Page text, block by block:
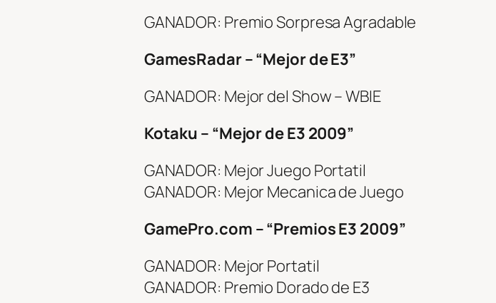
GANADOR: Premio Sorpresa Agradable
GamesRadar – “Mejor de E3”
GANADOR: Mejor del Show – WBIE
Kotaku – “Mejor de E3 2009”
GANADOR: Mejor Juego Portatil
GANADOR: Mejor Mecanica de Juego
GamePro.com – “Premios E3 2009”
GANADOR: Mejor Portatil
GANADOR: Premio Dorado de E3